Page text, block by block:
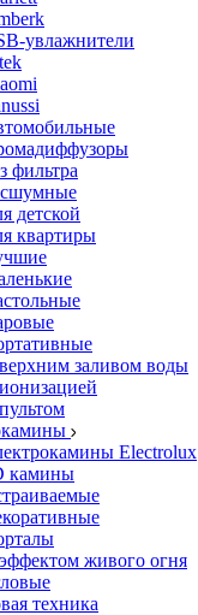
увлажнители
фильтра
детской
квартиры
заливом воды
Electrolux
камины
живого огня
техника